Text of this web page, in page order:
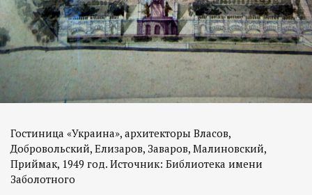
Гостиница «Украина», архитекторы Власов,
Добровольский, Елизаров, Заваров, Малиновский,
Приймак, 1949 год. Источник: Библиотека имени
Заболотного